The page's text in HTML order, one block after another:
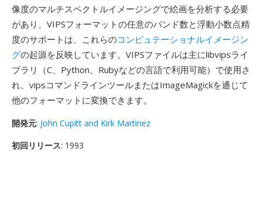
像度のマルチスペクトルイメージングで絵画を分析する必要
があり、VIPSフォーマットの任意のバンド数と浮動小数点精
度のサポートは、これらのコンピュテーショナルイメージン
グの起源を反映しています。VIPSファイルは主にlibvipsライ
ブラリ（C、Python、Rubyなどの言語で利用可能）で使用さ
れ、vipsコマンドラインツールまたはImageMagickを通じて
他のフォーマットに変換できます。
開発元: John Cupitt and Kirk Martinez
初回リリース: 1993